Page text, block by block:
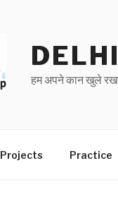
हम अपने कान खुले
Projects Practice